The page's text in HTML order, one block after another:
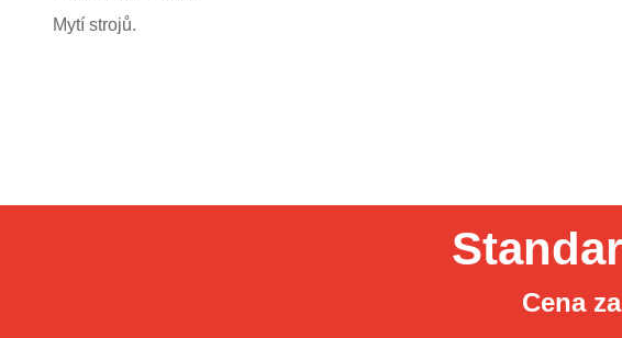
Mytí strojů.
Cena